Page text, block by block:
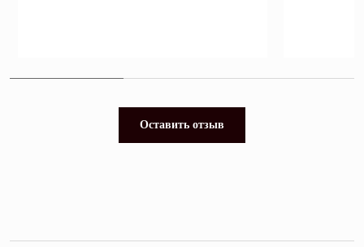
Оставить отзыв